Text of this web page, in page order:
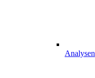
Analysen